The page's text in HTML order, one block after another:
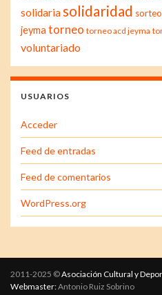
solidaria solidaridad
jeyma torneo torneo acd jeyma
voluntariado
USUARIOS
Acceder
Feed de entradas
Feed de comentarios
WordPress.org
2011-2025 ©Asociación Cultural y
Webmaster:Antonio Ruiz Sobrino